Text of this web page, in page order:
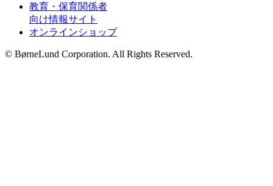
教育・保育関係者
向け情報サイト
オンラインショップ
© BørneLund Corporation. All Rights Reserved.